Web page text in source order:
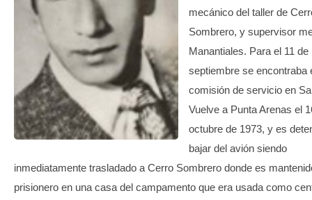
mecánico del taller de
Sombrero, y supervisor
Manantiales. Para el 11 de
septiembre se encontraba
comisión de servicio en
Vuelve a Punta Arenas el
octubre de 1973, y es
bajar del avión siendo
inmediatamente trasladado a Cerro Sombrero donde es
prisionero en una casa del campamento que era usada como